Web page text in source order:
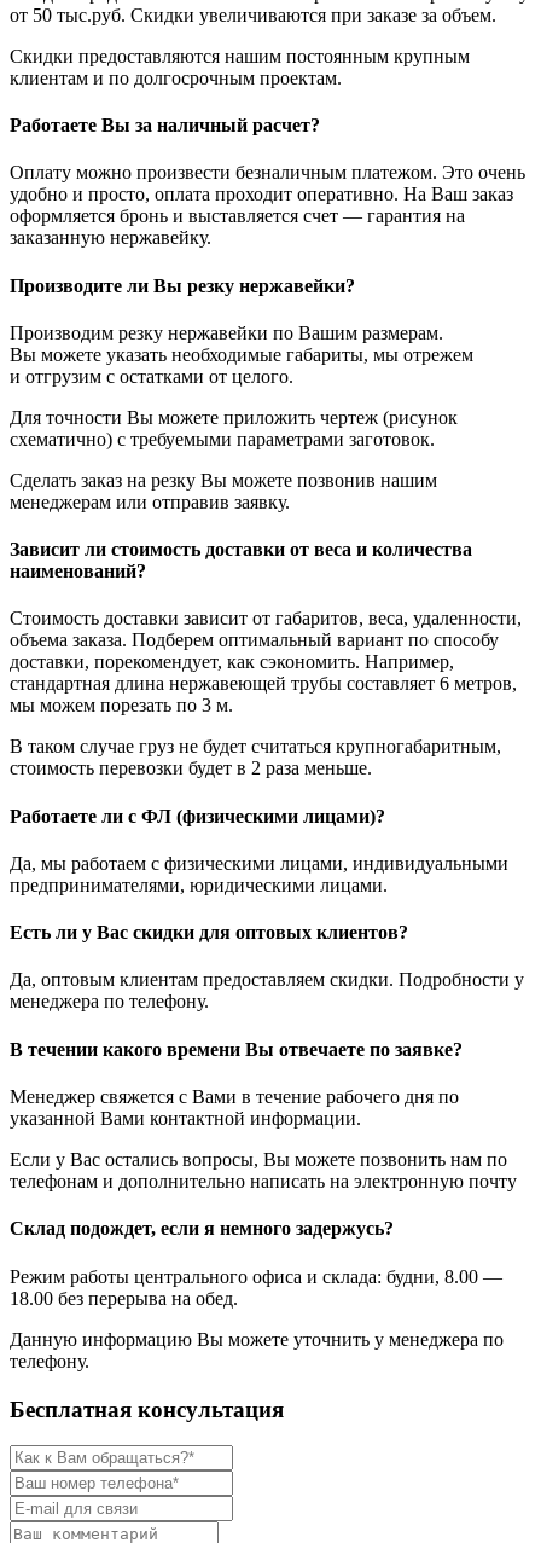
от 50 тыс.руб. Скидки увеличиваются при заказе за объем.
Скидки предоставляются нашим постоянным крупным
клиентам и по долгосрочным проектам.
Работаете Вы за наличный расчет?
Оплату можно произвести безналичным платежом. Это очень
удобно и просто, оплата проходит оперативно. На Ваш заказ
оформляется бронь и выставляется счет — гарантия на
заказанную нержавейку.
Производите ли Вы резку нержавейки?
Производим резку нержавейки по Вашим размерам.
Вы можете указать необходимые габариты, мы отрежем
и отгрузим с остатками от целого.
Для точности Вы можете приложить чертеж (рисунок
схематично) с требуемыми параметрами заготовок.
Сделать заказ на резку Вы можете позвонив нашим
менеджерам или отправив заявку.
Зависит ли стоимость доставки от веса и количества
наименований?
Стоимость доставки зависит от габаритов, веса, удаленности,
объема заказа. Подберем оптимальный вариант по способу
доставки, порекомендует, как сэкономить. Например,
стандартная длина нержавеющей трубы составляет 6 метров,
мы можем порезать по 3 м.
В таком случае груз не будет считаться крупногабаритным,
стоимость перевозки будет в 2 раза меньше.
Работаете ли с ФЛ (физическими лицами)?
Да, мы работаем с физическими лицами, индивидуальными
предпринимателями, юридическими лицами.
Есть ли у Вас скидки для оптовых клиентов?
Да, оптовым клиентам предоставляем скидки. Подробности у
менеджера по телефону.
В течении какого времени Вы отвечаете по заявке?
Менеджер свяжется с Вами в течение рабочего дня по
указанной Вами контактной информации.
Если у Вас остались вопросы, Вы можете позвонить нам по
телефонам и дополнительно написать на электронную почту
Склад подождет, если я немного задержусь?
Режим работы центрального офиса и склада: будни, 8.00 —
18.00 без перерыва на обед.
Данную информацию Вы можете уточнить у менеджера по
телефону.
Бесплатная консультация